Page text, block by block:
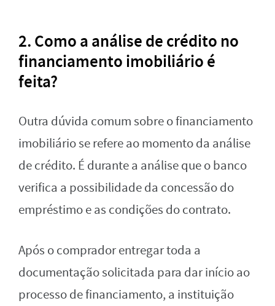
2. Como a análise de crédito no
financiamento imobiliário é
feita?
Outra dúvida comum sobre o financiamento
imobiliário se refere ao momento da análise
de crédito. É durante a análise que o banco
verifica a possibilidade da concessão do
empréstimo e as condições do contrato.
Após o comprador entregar toda a
documentação solicitada para dar início ao
processo de financiamento, a instituição